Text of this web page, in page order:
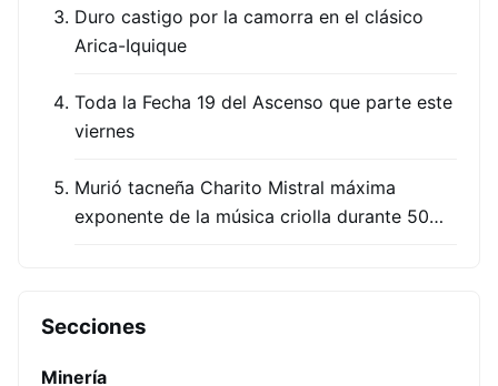
Duro castigo por la camorra en el clásico
Arica-Iquique
Toda la Fecha 19 del Ascenso que parte este
viernes
Murió tacneña Charito Mistral máxima
exponente de la música criolla durante 50…
Secciones
Minería